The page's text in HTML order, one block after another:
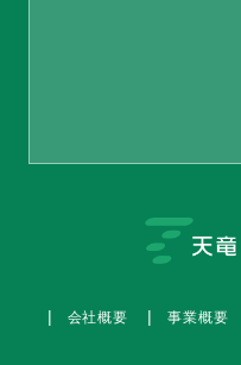
会社概要 事業概要